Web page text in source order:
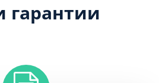
гарантии